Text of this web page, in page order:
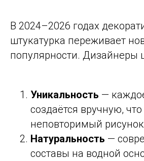
В 2024–2026 годах
штукатурка переживает
популярности. Дизайнеры
Уникальность —
создаётся вручную,
неповторимый рисунок
Натуральность —
составы на водной